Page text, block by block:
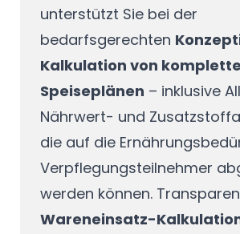
unterstützt Sie bei der
bedarfsgerechten
Kalkulation von
Speiseplänen – inklusive
Nährwert- und
die auf die
Verpflegungsteilnehmer
werden können.
Wareneinsatz-